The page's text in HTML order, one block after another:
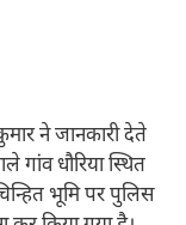
ने जानकारी देते
गांव धौरिया स्थित
भूमि पर पुलिस